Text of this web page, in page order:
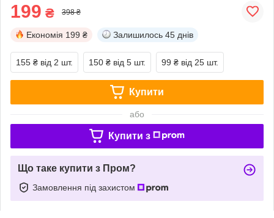
199 ₴ 398 ₴
Економія 199 ₴ Залишилось 45 днів
155 ₴ від 2 шт. 150 ₴ від 5 шт. 99 ₴ від 25 шт.
Купити
або
Купити з
Що таке купити з Пром?
Замовлення під захистом